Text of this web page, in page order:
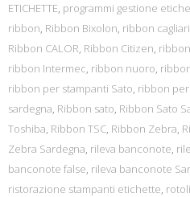
ETICHETTE, programmi gestione
ribbon, Ribbon Bixolon, ribbon
Ribbon CALOR, Ribbon Citizen,
ribbon Intermec, ribbon nuoro,
ribbon per stampanti Sato, ribbon
sardegna, Ribbon sato, Ribbon Sato
Toshiba, Ribbon TSC, Ribbon Zebra,
Zebra Sardegna, rileva banconote,
banconote false, rileva banconote
ristorazione stampanti etichette,